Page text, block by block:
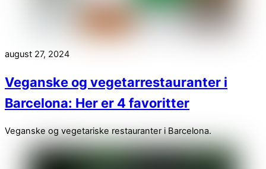
august 27, 2024
Veganske og vegetarrestauranter i
Barcelona: Her er 4 favoritter
Veganske og vegetariske restauranter i Barcelona.